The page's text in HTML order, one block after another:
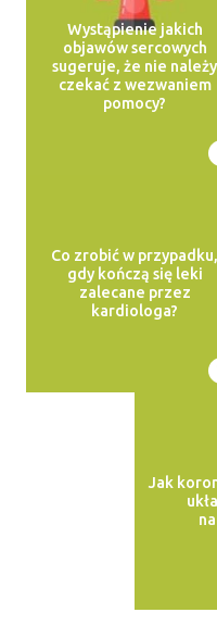
Wystąpienie jakich
objawów sercowych
sugeruje, że nie należy
czekać z wezwaniem
pomocy?
Co zrobić w przypadku,
gdy kończą się leki
zalecane przez
kardiologa?
Jak